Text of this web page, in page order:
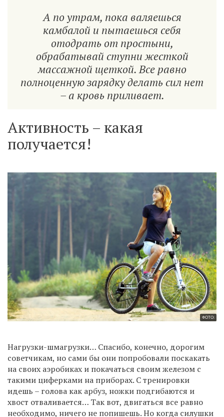
А по утрам, пока валяешься
камбалой и пытаешься себя
отодрать от простыни,
обрабатывай ступни жесткой
массажной щеткой. Все равно
полноценную зарядку делать сил нет
– а кровь приливает.
Активность – какая
получается!
ФОТО:
Нагрузки-шмагрузки… Спасибо, конечно, дорогим
советчикам, но сами бы они попробовали поскакать
на своих аэробиках и покачаться своим железом с
такими циферками на приборах. С тренировки
идешь – голова как арбуз, ножки подгибаются и
хвост отваливается… Так вот, двигаться все равно
необходимо, ничего не попишешь. Но когда силушки